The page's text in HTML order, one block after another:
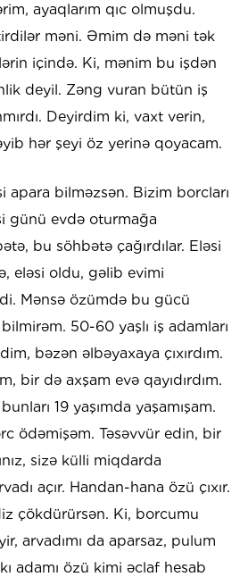
ayaqlarım qıc olmuşdu.
məni. Əmim də məni tək
içində. Ki, mənim bu işdən
deyil. Zəng vuran bütün iş
Deyirdim ki, vaxt verin,
hər şeyi öz yerinə qoyacam.
apara bilməzsən. Bizim borcları
günü evdə oturmağa
bu söhbətə çağırdılar. Eləsi
eləsi oldu, gəlib evimi
Mənsə özümdə bu gücü
50-60 yaşlı iş adamları
bəzən əlbəyaxaya çıxırdım.
bir də axşam evə qayıdırdım.
19 yaşımda yaşamışam.
ödəmişəm. Təsəvvür edin, bir
sizə külli miqdarda
açır. Handan-hana özü çıxır.
çökdürürsən. Ki, borcumu
arvadımı da aparsaz, pulum
adamı özü kimi əclaf hesab